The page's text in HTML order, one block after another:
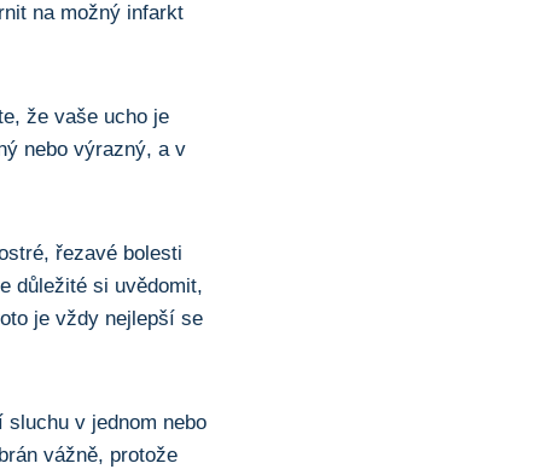
na možný⁤ infarkt
že vaše ucho⁣ je​
nebo výrazný, a v
řezavé bolesti
důležité si uvědomit,
je vždy nejlepší se
v jednom⁢ nebo
vážně, ⁣protože